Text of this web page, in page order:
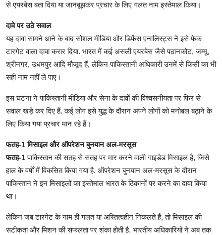
से एयरबेस बता दिया या जानबूझकर प्रचार के लिए गलत नाम इस्तेमाल किया।
दावे पर उठे सवाल
यह दावा सामने आने के बाद सोशल मीडिया और डिफेंस एनालिस्ट्स ने इसे फेक
टारगेट वाला दावा करार दिया. भारत में कई असली एयरबेस जैसे पठानकोट, जम्मू,
श्रीनगर, उधमपुर आदि मौजूद हैं, लेकिन पाकिस्तानी अधिकारी उनमें से किसी का भी
सही नाम नहीं ले पाए।
इस घटना ने पाकिस्तानी मीडिया और सेना के दावों की विश्वसनीयता पर फिर से
सवाल खड़े कर दिए हैं. कई लोग इसे युद्ध के दौरान अपने लोगों को मनोबल बढ़ाने के
लिए किया गया प्रचार मान रहे हैं।
फतह-1 मिसाइल और ऑपरेशन बुनयान अल-मरसूस
फतह-1पाकिस्तान की सतह से सतह पर मार करने वाली गाइडेड मिसाइल है, जिसे
हाल के वर्षों में विकसित किया गया है. ऑपरेशन बुनयान अल-मरसूस के दौरान
पाकिस्तान ने इन मिसाइलों का इस्तेमाल भारत के ठिकानों पर करने का दावा किया
था।
लेकिन जब टारगेट के नाम ही गलत या अस्तित्वहीन निकलते हैं, तो मिसाइल की
सटीकता और मिशन की सफलता पर शंका होती है. भारतीय अधिकारियों ने अब तक